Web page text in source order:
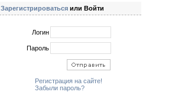
Зарегистрироваться или Войти
Логин
Пароль
Регистрация на сайте!
Забыли пароль?